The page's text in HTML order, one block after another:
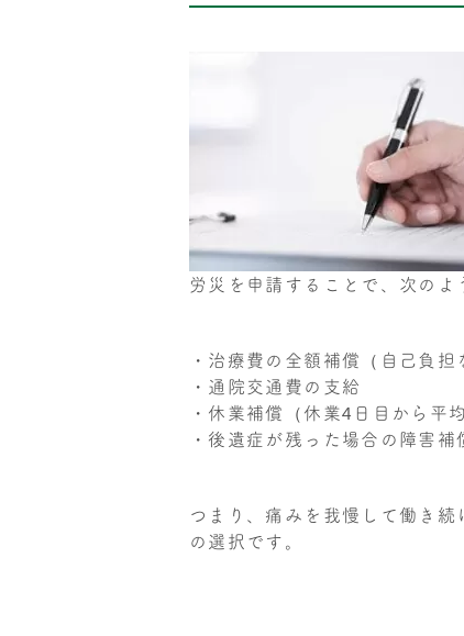
労災を申請することで、次のよ
・治療費の全額補償（自己負担
・通院交通費の支給
・休業補償（休業4日目から平
・後遺症が残った場合の障害補
つまり、痛みを我慢して働き
の選択です。